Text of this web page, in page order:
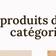
disponibles
le blanc, le
français pour